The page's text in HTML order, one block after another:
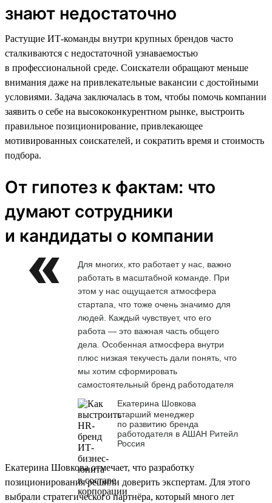
знают недостаточно
Растущие ИТ-команды внутри крупных брендов часто
сталкиваются с недостаточной узнаваемостью
в профессиональной среде. Соискатели обращают меньше
внимания даже на привлекательные вакансии с достойными
условиями. Задача заключалась в том, чтобы помочь компании
заявить о себе на высококонкурентном рынке, выстроить
правильное позиционирование, привлекающее
мотивированных соискателей, и сократить время и стоимость
подбора.
От гипотез к фактам: что
думают сотрудники
и кандидаты о компании
Для многих, кто работает у нас, важно
работать в масштабной команде. При
этом у нас ощущается атмосфера
стартапа, что тоже очень значимо для
людей. Каждый чувствует, что его
работа — это важная часть общего
дела. Особенная атмосфера внутри
плюс низкая текучесть дали понять, что
мы хотим сформировать
самостоятельный бренд работодателя
Екатерина Шовкова
старший менеджер
по развитию бренда
работодателя в АШАН Ритейл
Россия
Екатерина Шовкова отмечает, что разработку
позиционирования решили доверить экспертам. Для этого
выбрали стратегического партнёра, который много лет